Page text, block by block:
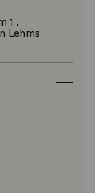
1 .
Lehms